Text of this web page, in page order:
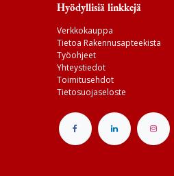
Hyödyllisiä linkkejä
Verkkokauppa
Tietoa Rakennusapteekista
Työohjeet
Yhteystiedot
Toimitusehdot
Tietosuojaseloste